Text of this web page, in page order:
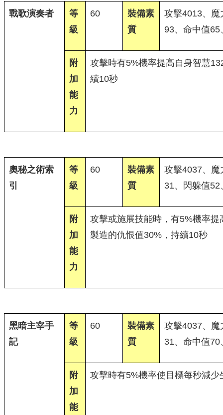
戰歌演奏者
等
級
60
裝備素
質
攻擊4013、魔
93、命中值65
附
加
能
力
攻擊時有5%機率提高自身智慧
續10秒
奧秘之術索
引
等
級
60
裝備素
質
攻擊4037、魔
31、閃躲值52
附
加
能
力
攻擊或施展技能時，有5%機率
製造的仇恨值30%，持續10秒
黑暗主宰手
記
等
級
60
裝備素
質
攻擊4037、魔
31、命中值
附
加
能
攻擊時有5%機率使目標每秒減